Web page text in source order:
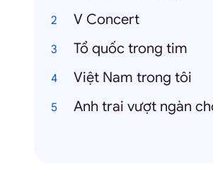
V Concert
Tổ quốc trong tim
Việt Nam trong tôi
Anh trai vượt ngàn